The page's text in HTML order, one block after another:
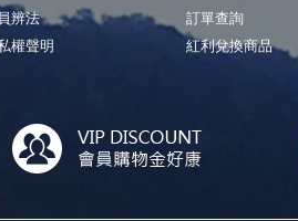
辨法
權聲明
訂單查詢
紅利兌換商品